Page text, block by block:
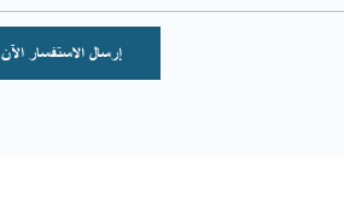
إرسال الاستفسار الآن